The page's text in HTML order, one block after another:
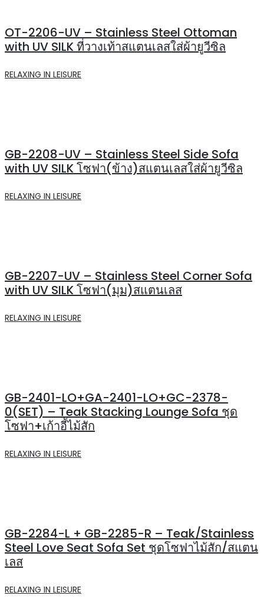
OT-2206-UV – Stainless Steel Ottoman
with UV SILK ที่วางเท้าสแตนเลสใส่ผ้ายูวีซิล
RELAXING IN LEISURE
GB-2208-UV – Stainless Steel Side Sofa
with UV SILK โซฟา(ข้าง)สแตนเลสใส่ผ้ายูวีซิล
RELAXING IN LEISURE
GB-2207-UV – Stainless Steel Corner Sofa
with UV SILK โซฟา(มุม)สแตนเลส
RELAXING IN LEISURE
GB-2401-LO+GA-2401-LO+GC-2378-
0(SET) – Teak Stacking Lounge Sofa ชุด
โซฟา+เก้าอี้ไม้สัก
RELAXING IN LEISURE
GB-2284-L + GB-2285-R – Teak/Stainless
Steel Love Seat Sofa Set ชุดโซฟาไม้สัก/สแตน
เลส
RELAXING IN LEISURE